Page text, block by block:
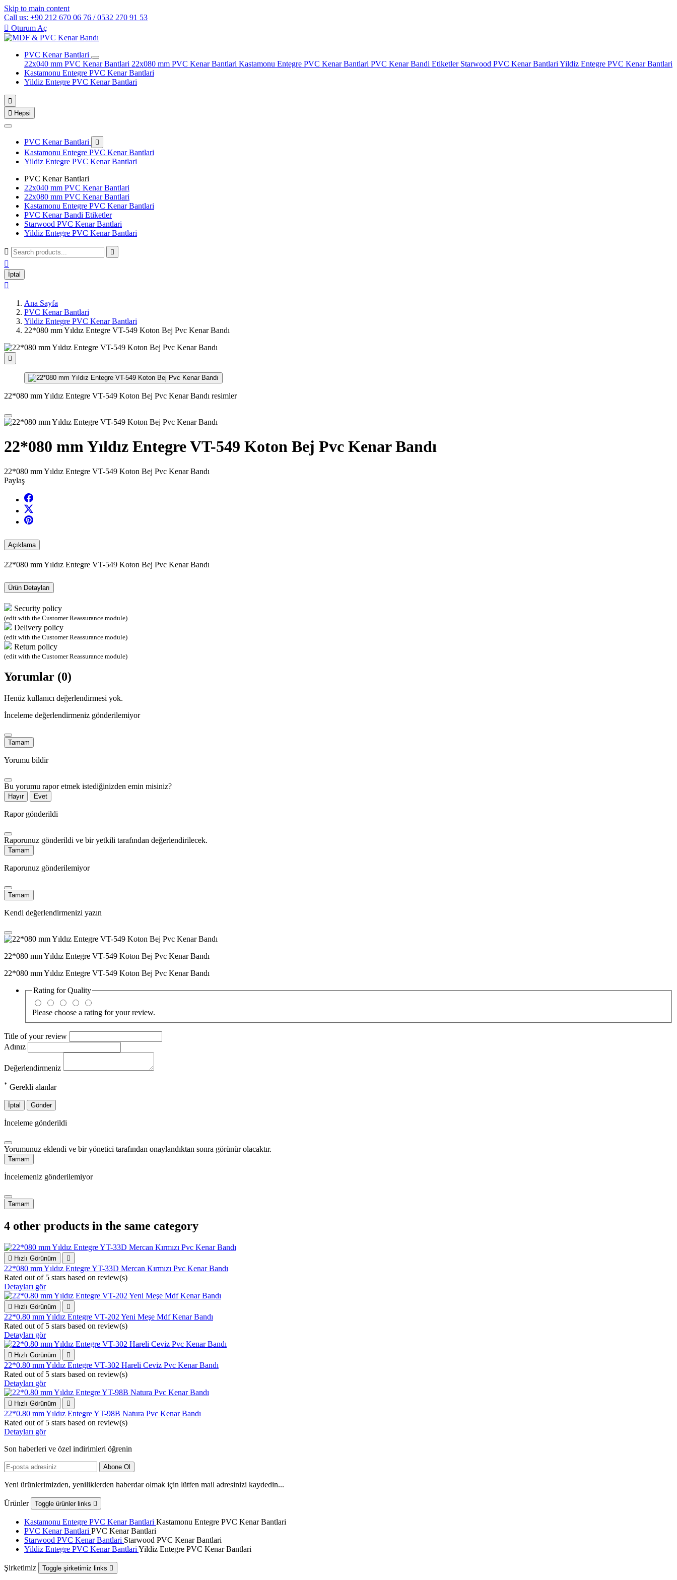
Skip to main content
Call us: +90 212 670 06 76 / 0532 270 91 53
 Oturum Aç
PVC Kenar Bantlari
22x040 mm PVC Kenar Bantlari 22x080 mm PVC Kenar Bantlari Kastamonu Entegre PVC Kenar Bantlari PVC Kenar Bandi Etiketler Starwood PVC Kenar Bantlari Yildiz Entegre PVC Kenar Bantlari
Kastamonu Entegre PVC Kenar Bantlari
Yildiz Entegre PVC Kenar Bantlari

 Hepsi
PVC Kenar Bantlari 
Kastamonu Entegre PVC Kenar Bantlari
Yildiz Entegre PVC Kenar Bantlari
PVC Kenar Bantlari
22x040 mm PVC Kenar Bantlari
22x080 mm PVC Kenar Bantlari
Kastamonu Entegre PVC Kenar Bantlari
PVC Kenar Bandi Etiketler
Starwood PVC Kenar Bantlari
Yildiz Entegre PVC Kenar Bantlari
 

İptal

Ana Sayfa
PVC Kenar Bantlari
Yildiz Entegre PVC Kenar Bantlari
22*080 mm Yıldız Entegre VT-549 Koton Bej Pvc Kenar Bandı

22*080 mm Yıldız Entegre VT-549 Koton Bej Pvc Kenar Bandı resimler
22*080 mm Yıldız Entegre VT-549 Koton Bej Pvc Kenar Bandı
22*080 mm Yıldız Entegre VT-549 Koton Bej Pvc Kenar Bandı
Paylaş
Açıklama
22*080 mm Yıldız Entegre VT-549 Koton Bej Pvc Kenar Bandı
Ürün Detayları
Security policy
(edit with the Customer Reassurance module)
Delivery policy
(edit with the Customer Reassurance module)
Return policy
(edit with the Customer Reassurance module)
Yorumlar (0)
Henüz kullanıcı değerlendirmesi yok.
İnceleme değerlendirmeniz gönderilemiyor
Tamam
Yorumu bildir
Bu yorumu rapor etmek istediğinizden emin misiniz?
Hayır Evet
Rapor gönderildi
Raporunuz gönderildi ve bir yetkili tarafından değerlendirilecek.
Tamam
Raporunuz gönderilemiyor
Tamam
Kendi değerlendirmenizi yazın
22*080 mm Yıldız Entegre VT-549 Koton Bej Pvc Kenar Bandı
22*080 mm Yıldız Entegre VT-549 Koton Bej Pvc Kenar Bandı
Rating forQuality
Please choose a rating for your review.
Title of your review
Adınız
Değerlendirmeniz
* Gerekli alanlar
İptal Gönder
İnceleme gönderildi
Yorumunuz eklendi ve bir yönetici tarafından onaylandıktan sonra görünür olacaktır.
Tamam
İncelemeniz gönderilemiyor
Tamam
4 other products in the same category
 Hızlı Görünüm 
22*080 mm Yıldız Entegre YT-33D Mercan Kırmızı Pvc Kenar Bandı
Rated out of 5 stars based on review(s)
Detayları gör
 Hızlı Görünüm 
22*0.80 mm Yıldız Entegre VT-202 Yeni Meşe Mdf Kenar Bandı
Rated out of 5 stars based on review(s)
Detayları gör
 Hızlı Görünüm 
22*0.80 mm Yıldız Entegre VT-302 Hareli Ceviz Pvc Kenar Bandı
Rated out of 5 stars based on review(s)
Detayları gör
 Hızlı Görünüm 
22*0.80 mm Yıldız Entegre YT-98B Natura Pvc Kenar Bandı
Rated out of 5 stars based on review(s)
Detayları gör
Son haberleri ve özel indirimleri öğrenin
Yeni ürünlerimizden, yeniliklerden haberdar olmak için lütfen mail adresinizi kaydedin...
Ürünler Toggle ürünler links 
Kastamonu Entegre PVC Kenar Bantlari Kastamonu Entegre PVC Kenar Bantlari
PVC Kenar Bantlari PVC Kenar Bantlari
Starwood PVC Kenar Bantlari Starwood PVC Kenar Bantlari
Yildiz Entegre PVC Kenar Bantlari Yildiz Entegre PVC Kenar Bantlari
Şirketimiz Toggle şirketimiz links 